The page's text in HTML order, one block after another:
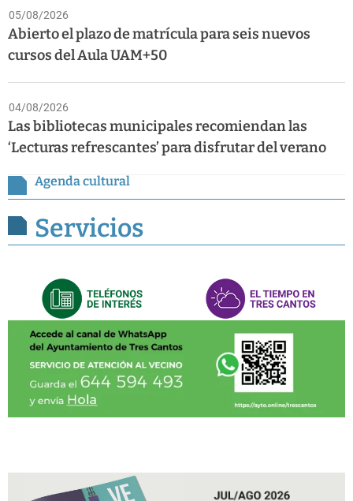
05/08/2026
Abierto el plazo de matrícula para seis nuevos
cursos del Aula UAM+50
04/08/2026
Las bibliotecas municipales recomiendan las
‘Lecturas refrescantes’ para disfrutar del verano
Agenda cultural
Servicios